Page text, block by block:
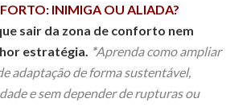
INIMIGA OU ALIADA?
sair da zona de conforto nem
estratégia. *Aprenda como ampliar
adaptação de forma sustentável,
e sem depender de rupturas ou